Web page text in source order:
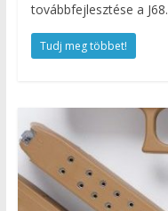
továbbfejlesztése a
Tudj meg többet!